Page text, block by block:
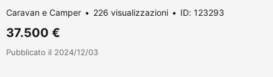
Caravan e Camper 226 visualizzazioni ID: 123293
37.500 €
Pubblicato il 2024/12/03